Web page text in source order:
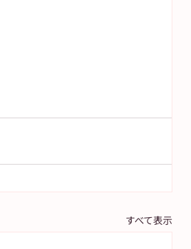
すべて表示